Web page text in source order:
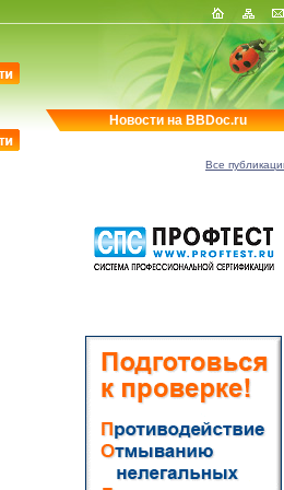
Новости на BBDoc.ru
Все